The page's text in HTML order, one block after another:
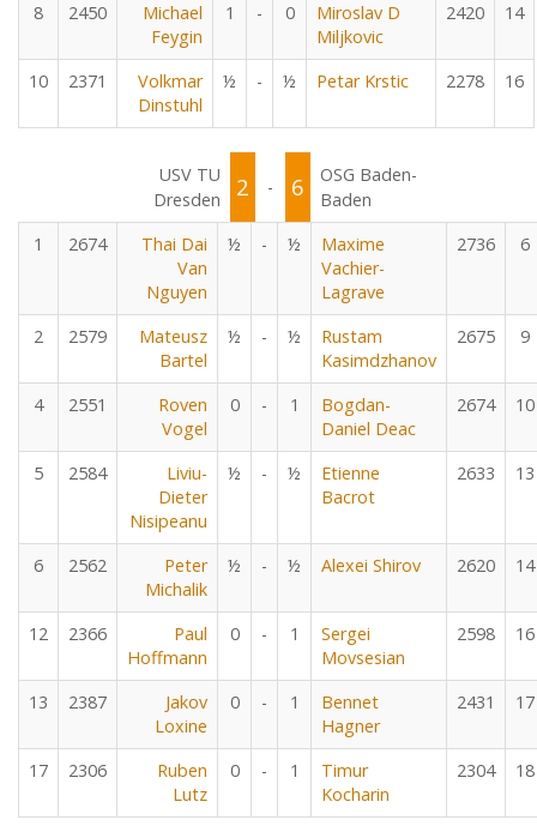
8 2450
Michael
Feygin
1 - 0
Miroslav D
Miljkovic
2420 14
10 2371
Volkmar
Dinstuhl
½ - ½ Petar Krstic 2278 16
USV TU
Dresden
2 - 6
OSG Baden-
Baden
1
2674
Thai Dai
Van
Nguyen
½ - ½
Maxime
Vachier-
Lagrave
2736 6
2 2579
Mateusz
Bartel
½ - ½
Rustam
Kasimdzhanov
2675 9
4 2551
Roven
Vogel
0 - 1
Bogdan-
Daniel Deac
2674 10
5 2584
Liviu-
Dieter
Nisipeanu
½ - ½
Etienne
Bacrot
2633 13
6 2562
Peter
Michalik
½ - ½ Alexei Shirov 2620 14
12 2366
Paul
Hoffmann
0 - 1
Sergei
Movsesian
2598 16
13 2387
Jakov
Loxine
0 - 1
Bennet
Hagner
2431 17
17 2306
Ruben
Lutz
0 - 1
Timur
Kocharin
2304 18